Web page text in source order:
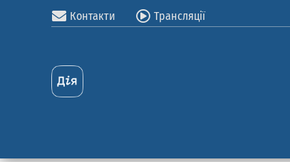
Контакти Трансляції